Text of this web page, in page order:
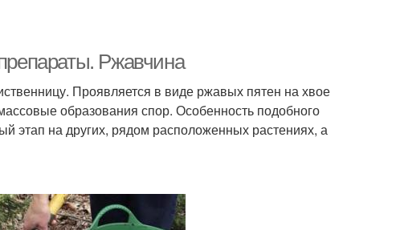
Ржавчина
Проявляется в виде ржавых пятен на хвое
образования спор. Особенность подобного
этап на других, рядом расположенных растениях, а